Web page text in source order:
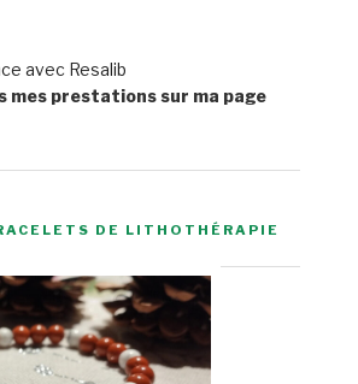
avec Resalib
mes prestations sur ma page
DE LITHOTHÉRAPIE